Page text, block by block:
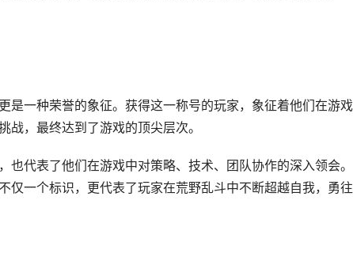
是一种荣誉的象征。获得这一称号的玩家，象征着他们在游
，最终达到了游戏的顶尖层次。
也代表了他们在游戏中对策略、技术、团队协作的深入领会
仅一个标识，更代表了玩家在荒野乱斗中不断超越自我，勇